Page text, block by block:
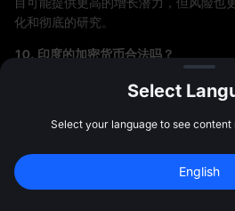
化和彻底的研究。
10. 印度的加密货币合法吗？
根据最新信息，加密货币在印度并不被
2020年，印度最高法院推翻了对加
应保持对最新监管动态的关注。
11. 哪里能购买加密货币？
加密货币可以在像 Coinbase、
10,000 USDT 奖励
Select
Select your language to see
English